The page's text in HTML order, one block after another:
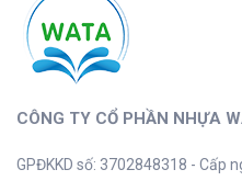
CÔNG TY CỔ PHẦN NHỰA
GPĐKKD số: 3702848318 - Cấp